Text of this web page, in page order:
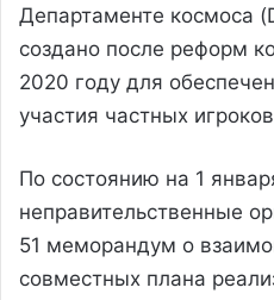
Департаменте космоса
создано после реформ
2020 году для
участия частных
По состоянию на 1
неправительственные
51 меморандум о
совместных плана